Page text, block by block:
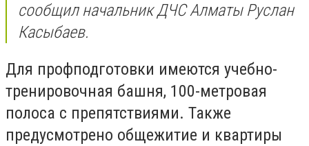
сообщил начальник ДЧС Алматы Руслан
Касыбаев.
Для профподготовки имеются учебно-
тренировочная башня, 100-метровая
полоса с препятствиями. Также
предусмотрено общежитие и квартиры